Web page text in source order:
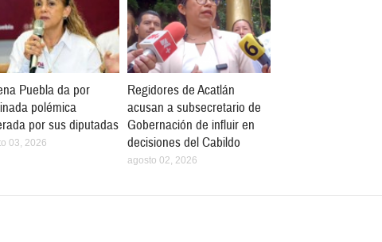
Puebla da por
polémica
por sus diputadas
03, 2026
Regidores de Acatlán
acusan a subsecretario de
Gobernación de influir en
decisiones del Cabildo
agosto 02, 2026